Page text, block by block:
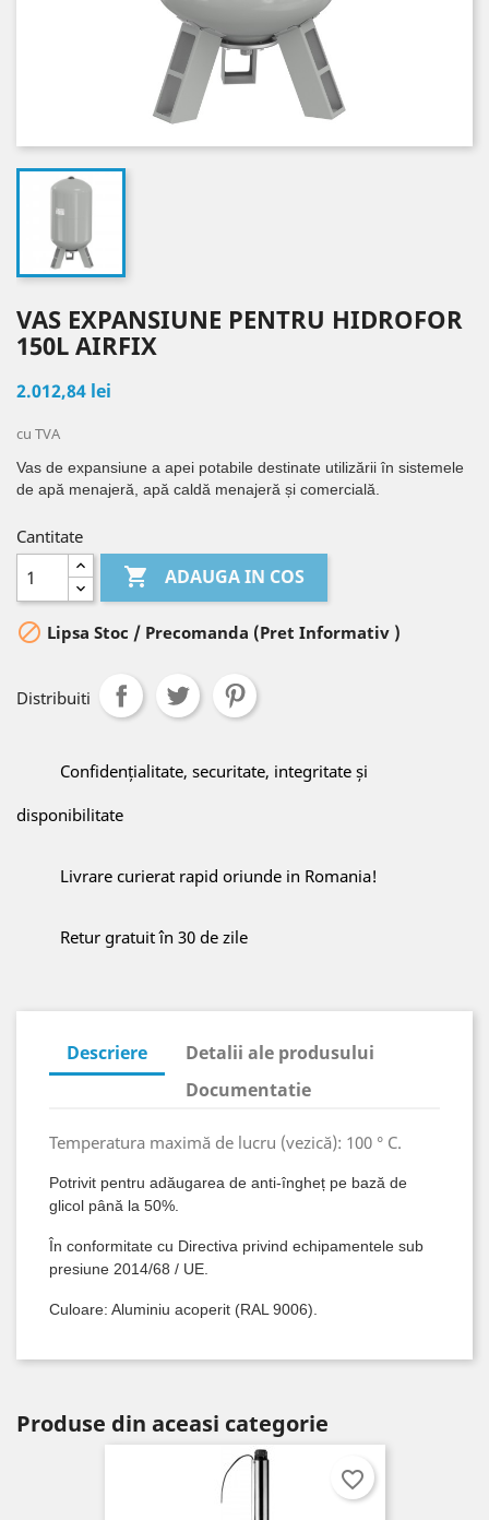
VAS EXPANSIUNE PENTRU HIDROFOR
150L AIRFIX
2.012,84 lei
cu TVA
Vas de expansiune a apei potabile destinate utilizării în sistemele
de apă menajeră, apă caldă menajeră și comercială.
Cantitate
 ADAUGA IN COS
 Lipsa Stoc / Precomanda (Pret Informativ )
Distribuiti
Confidențialitate, securitate, integritate și
disponibilitate
Livrare curierat rapid oriunde in Romania!
Retur gratuit în 30 de zile
Descriere
Detalii ale produsului
Documentatie
Temperatura maximă de lucru (vezică): 100 ° C.
Potrivit pentru adăugarea de anti-îngheț pe bază de
glicol până la 50%.
În conformitate cu Directiva privind echipamentele sub
presiune 2014/68 / UE.
Culoare: Aluminiu acoperit (RAL 9006).
Produse din aceasi categorie
favorite_border